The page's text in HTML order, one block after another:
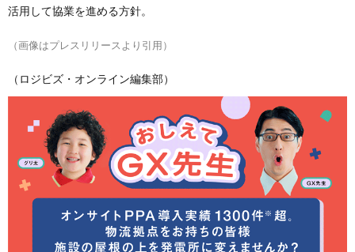
活用して協業を進める方針。
（画像はプレスリリースより引用）
（ロジビズ・オンライン編集部）